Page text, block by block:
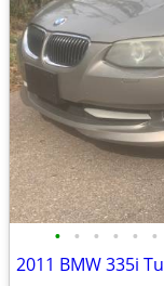
• • • • • •